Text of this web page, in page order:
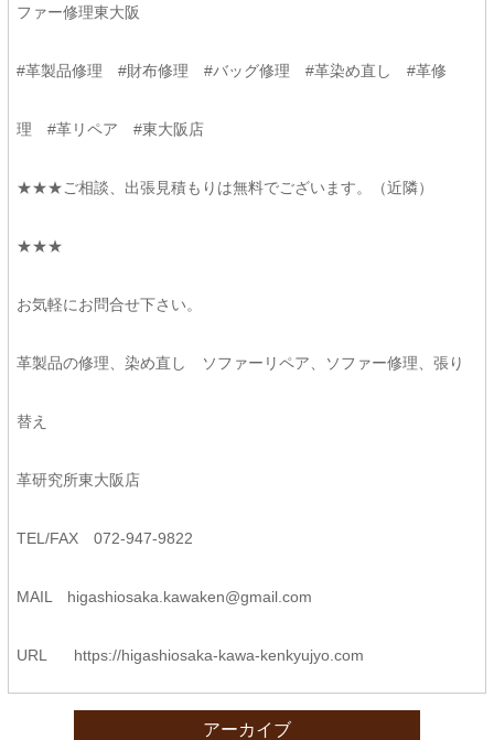
ファー修理東大阪
#革製品修理 #財布修理 #バッグ修理 #革染め直し #革修
理 #革リペア #東大阪店
★★★ご相談、出張見積もりは無料でございます。（近隣）
★★★
お気軽にお問合せ下さい。
革製品の修理、染め直し ソファーリペア、ソファー修理、張り
替え
革研究所東大阪店
TEL/FAX 072-947-9822
MAIL higashiosaka.kawaken@gmail.com
URL https://higashiosaka-kawa-kenkyujyo.com
アーカイブ